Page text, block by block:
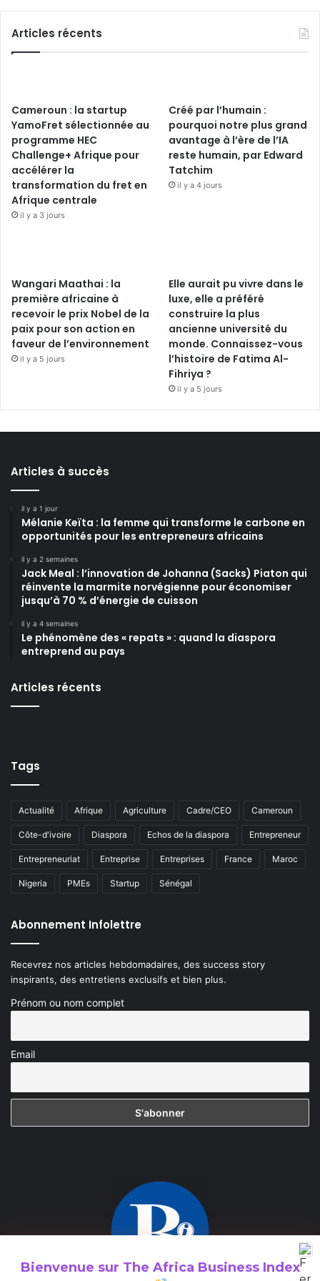
Bienvenue sur The Africa Business Index
Articles récents
Cameroun : la startup
YamoFret sélectionnée au
programme HEC
Challenge+ Afrique pour
accélérer la
transformation du fret en
Afrique centrale
il y a 3 jours
Créé par l’humain :
pourquoi notre plus grand
avantage à l’ère de l’IA
reste humain, par Edward
Tatchim
il y a 4 jours
Wangari Maathai : la
première africaine à
recevoir le prix Nobel de la
paix pour son action en
faveur de l’environnement
il y a 5 jours
Elle aurait pu vivre dans le
luxe, elle a préféré
construire la plus
ancienne université du
monde. Connaissez-vous
l’histoire de Fatima Al-
Fihriya ?
il y a 5 jours
Articles à succès
il y a 1 jour
Mélanie Keïta : la femme qui transforme le carbone en
opportunités pour les entrepreneurs africains
il y a 2 semaines
Jack Meal : l’innovation de Johanna (Sacks) Piaton qui
réinvente la marmite norvégienne pour économiser
jusqu’à 70 % d’énergie de cuisson
il y a 4 semaines
Le phénomène des « repats » : quand la diaspora
entreprend au pays
Articles récents
Tags
Actualité Afrique Agriculture Cadre/CEO Cameroun
Côte-d'ivoire Diaspora Echos de la diaspora Entrepreneur
Entrepreneuriat Entreprise Entreprises France Maroc
Nigeria PMEs Startup Sénégal
Abonnement Infolettre
Recevrez nos articles hebdomadaires, des success story
inspirants, des entretiens exclusifs et bien plus.
Prénom ou nom complet
Email